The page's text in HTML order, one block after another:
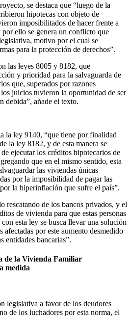
se destaca que “luego de la
hipotecas con objeto de
imposibilitados de hacer frente a
ello se genera un conflicto que
motivo por el cual se
para la protección de derechos”.
las leyes 8005 y 8182, que
y prioridad para la salvaguarda de
que, superados por razones
juicios tuvieron la oportunidad de ser
debida”, añade el texto.
la ley 9140, “que tiene por finalidad
la ley 8182, y de esta manera se
ejecutar los créditos hipotecarios de
que en el mismo sentido, esta
las viviendas únicas
por la imposibilidad de pagar las
la hiperinflación que sufre el país”.
rescatando de los bancos privados, y el
de vivienda para que estas personas
esta ley se busca llevar una solución
afectadas por este aumento desmedido
entidades bancarias”.
de la Vivienda Familiar
medida
legislativa a favor de los deudores
de los luchadores por esta norma, el